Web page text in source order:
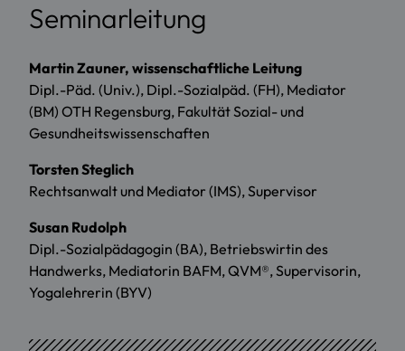
Seminarleitung
Martin Zauner, wissenschaftliche Leitung
Dipl.-Päd. (Univ.), Dipl.-Sozialpäd. (FH), Mediator
(BM) OTH Regensburg, Fakultät Sozial- und
Gesundheitswissenschaften
Torsten Steglich
Rechtsanwalt und Mediator (IMS), Supervisor
Susan Rudolph
Dipl.-Sozialpädagogin (BA), Betriebswirtin des
Handwerks, Mediatorin BAFM, QVM®, Supervisorin,
Yogalehrerin (BYV)